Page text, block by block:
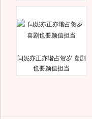
闫妮亦正亦谐占贺岁 喜剧
也要颜值担当